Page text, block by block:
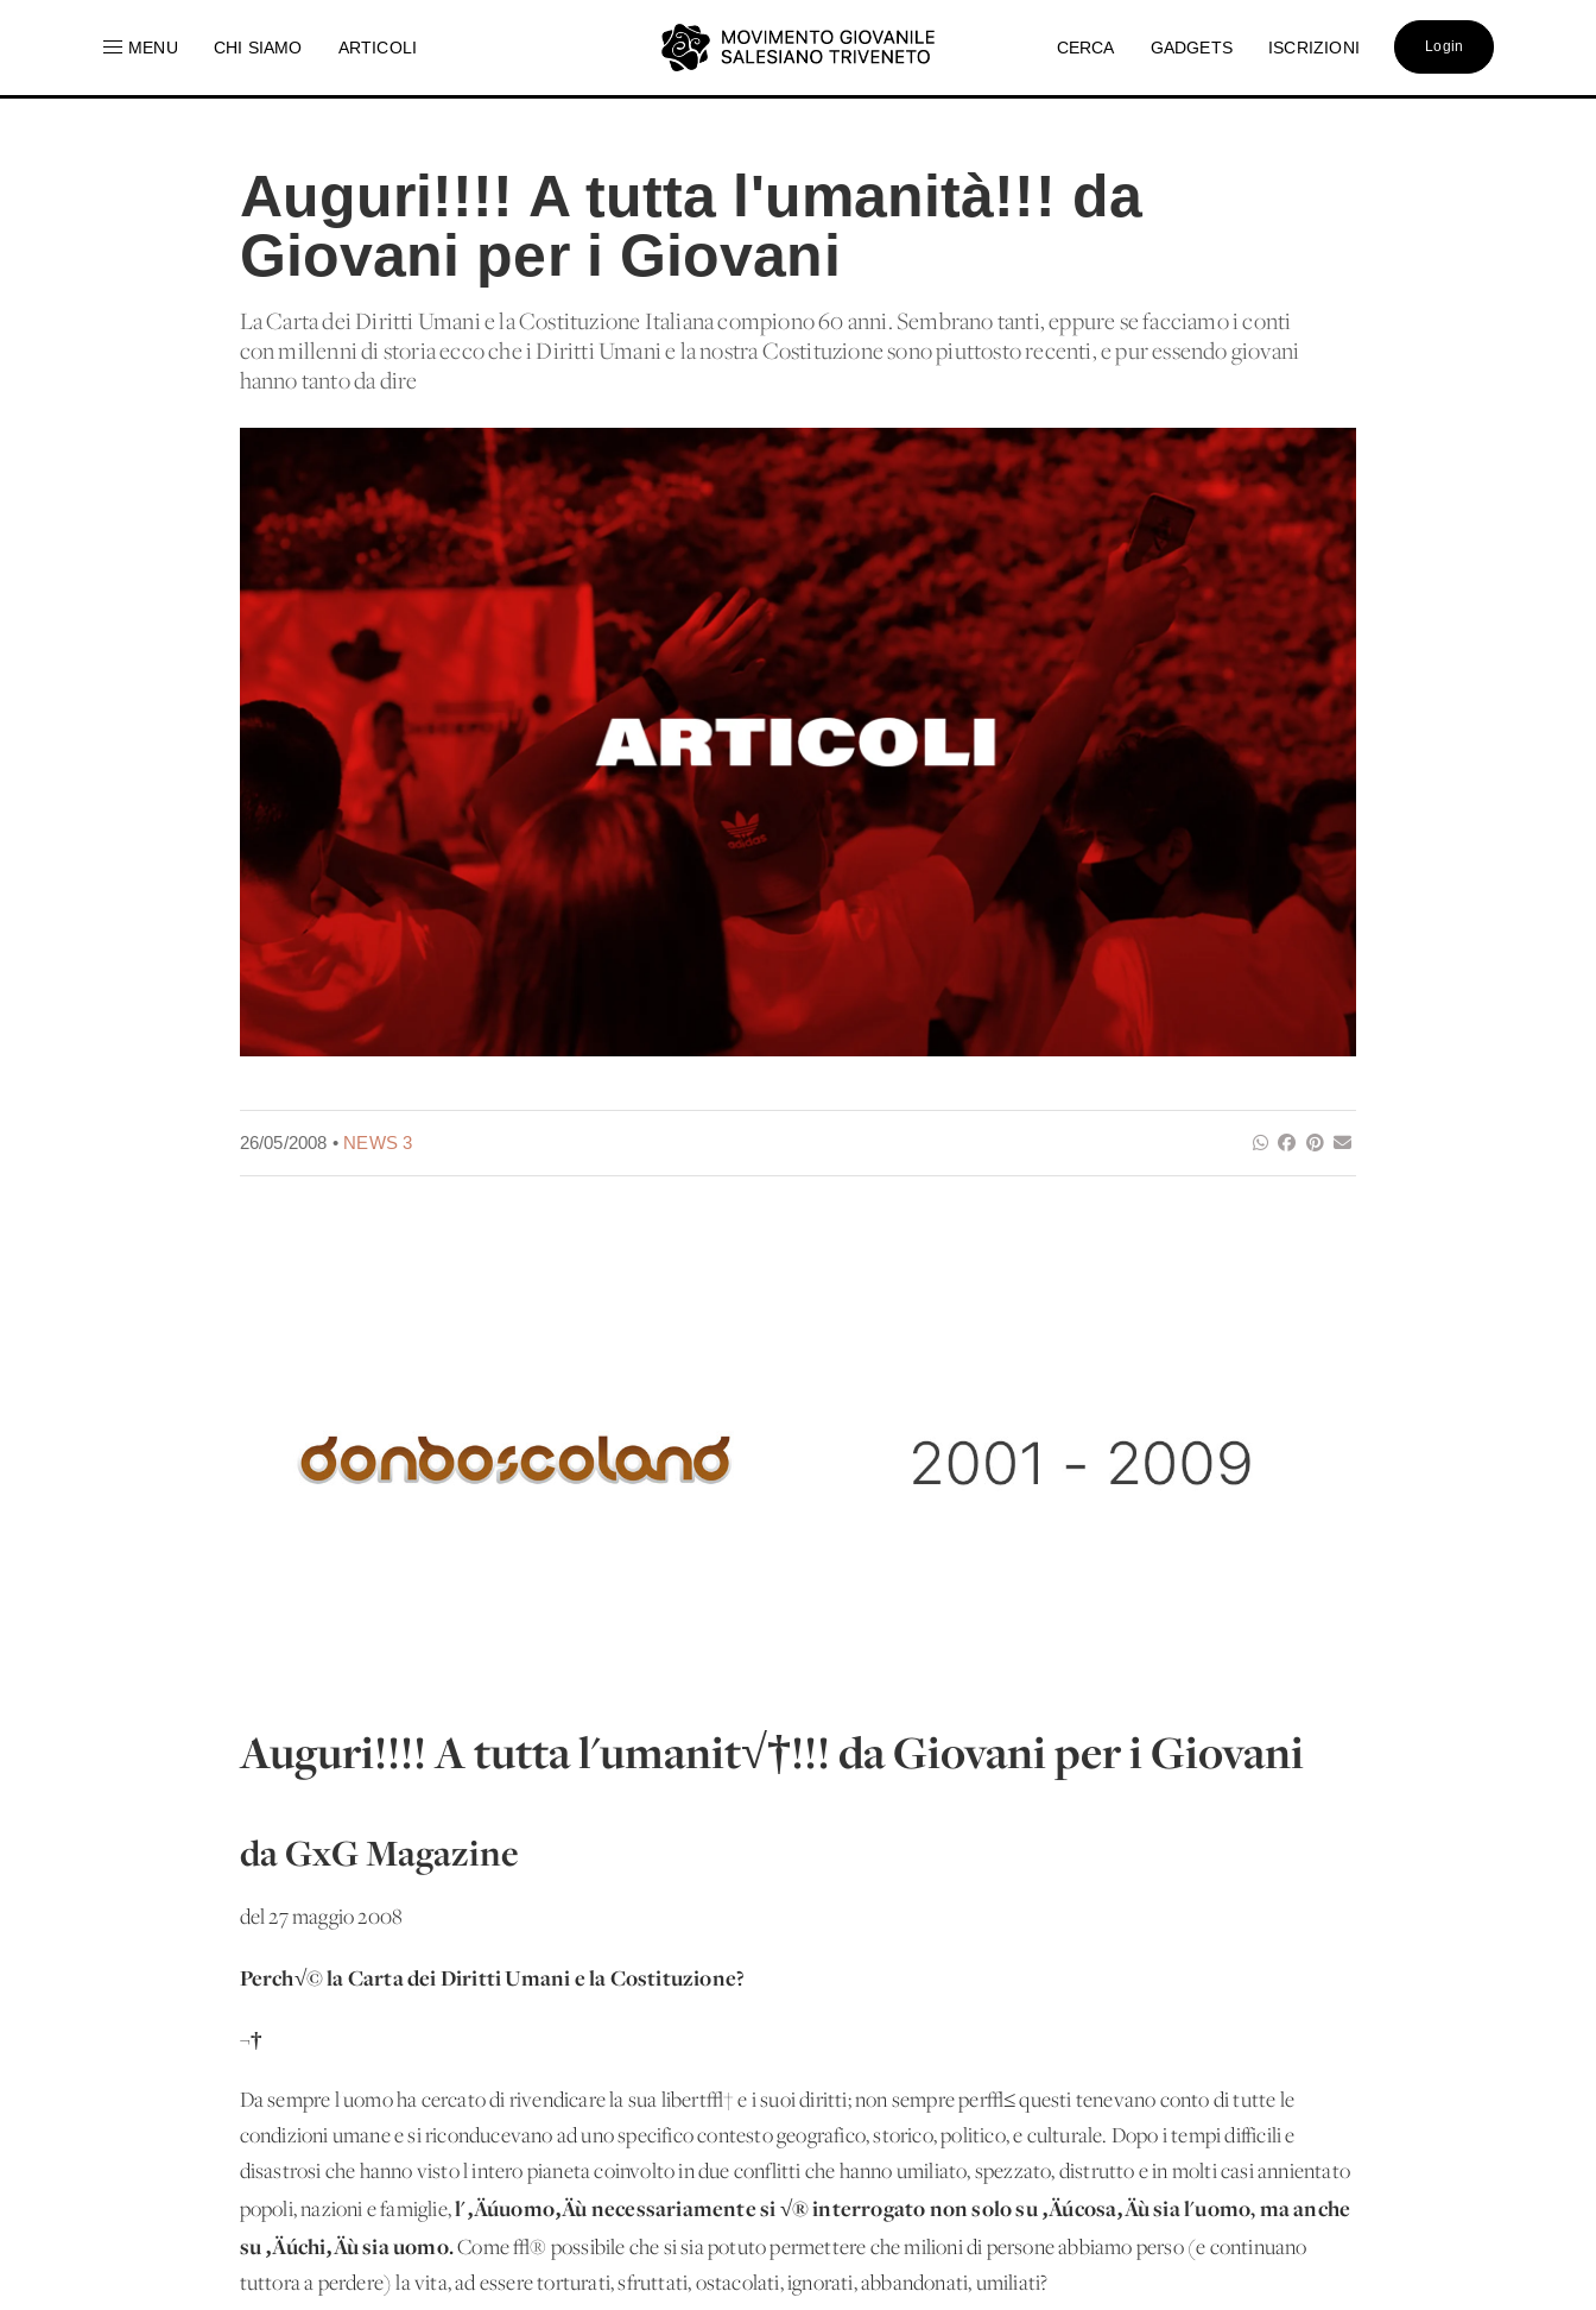
MENU CHI SIAMO ARTICOLI CERCA GADGETS ISCRIZIONI Login
Auguri!!!! A tutta l'umanità!!! da
Giovani per i Giovani
La Carta dei Diritti Umani e la Costituzione Italiana compiono 60 anni. Sembrano tanti, eppure se facciamo i conti
con millenni di storia ecco che i Diritti Umani e la nostra Costituzione sono piuttosto recenti, e pur essendo giovani
hanno tanto da dire
26/05/2008 • NEWS 3
Auguri!!!! A tutta l'umanit√†!!! da Giovani per i Giovani
da GxG Magazine
del 27 maggio 2008
Perch√© la Carta dei Diritti Umani e la Costituzione?
¬†
Da sempre l'uomo ha cercato di rivendicare la sua libert√† e i suoi diritti; non sempre per√≤ questi tenevano conto di tutte le
condizioni umane e si riconducevano ad uno specifico contesto geografico, storico, politico, e culturale. Dopo i tempi difficili e
disastrosi che hanno visto l'intero pianeta coinvolto in due conflitti che hanno umiliato, spezzato, distrutto e in molti casi annientato
popoli, nazioni e famiglie,l'‚Äúuomo‚Äù necessariamente si √® interrogato non solo su ‚Äúcosa‚Äù sia l'uomo, ma anche
su ‚Äúchi‚Äù sia uomo.Come √® possibile che si sia potuto permettere che milioni di persone abbiamo perso (e continuano
tuttora a perdere) la vita, ad essere torturati, sfruttati, ostacolati, ignorati, abbandonati, umiliati?